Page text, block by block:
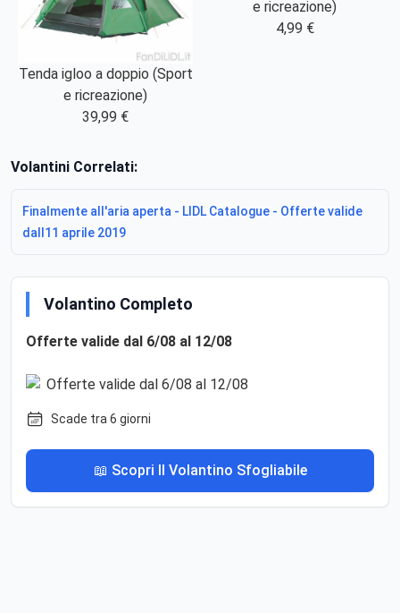
Tenda igloo a doppio (Sport
e ricreazione)
39,99 €
e ricreazione)
4,99 €
Volantini Correlati:
Finalmente all'aria aperta - LIDL Catalogue - Offerte valide
dall11 aprile 2019
Volantino Completo
Offerte valide dal 6/08 al 12/08
Scade tra 6 giorni
📖 Scopri Il Volantino Sfogliabile